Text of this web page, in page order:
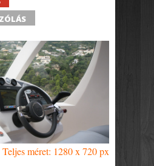
SHARE
Teljes méret: 1280 x 720 px